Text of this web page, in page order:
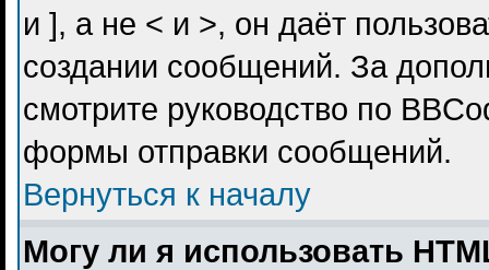
и ], а не < и >, он даёт
создании сообщений. За
смотрите руководство по
формы отправки сообщений.
Вернуться к началу
Могу ли я использовать